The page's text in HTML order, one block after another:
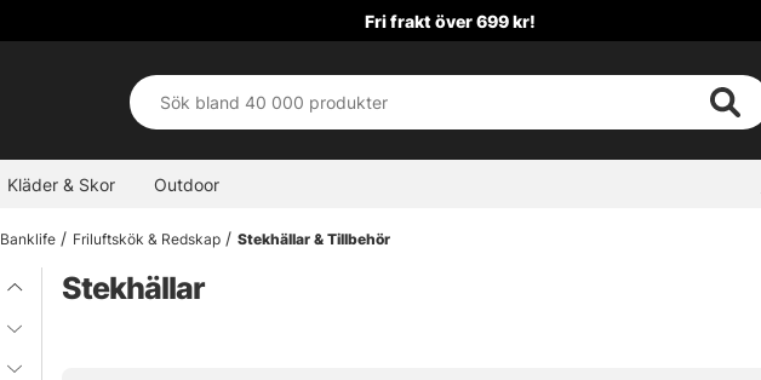
Fri frakt över 699 kr!
Kläder & Skor Outdoor
Banklife Friluftskök & Redskap Stekhällar & Tillbehör
Stekhällar